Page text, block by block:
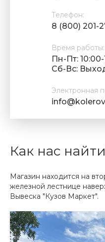
Телефон:
8 (800) 201-
Время работы:
Пн-Пт: 10:00-
Cб-Вс:
Электронная
Как нас
Магазин находится на
железной лестнице
Вывеска "Кузов Маркет".